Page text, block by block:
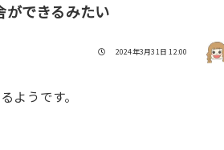
ができるみたい
投稿日
2024年3月31日 12:00 著者
ようです。